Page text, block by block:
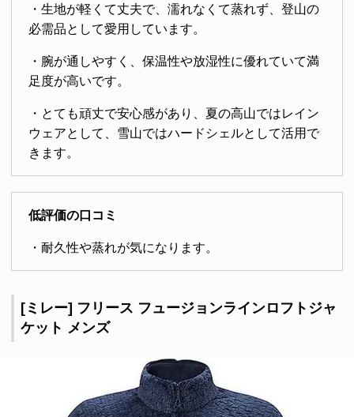
・生地が軽くて丈夫で、濡れなくて蒸れず、登山の
必需品として愛用しています。
・腕が通しやすく、保温性や放湿性に優れていて満
足度が高いです。
・とても頑丈で安心感があり、夏の高山ではレイン
ウェアとして、雪山ではハードシェルとして活用で
きます。
低評価の口コミ
・耐久性や蒸れが気になります。
[ミレー] フリース フュージョンラインロフトジャ
ケット メンズ